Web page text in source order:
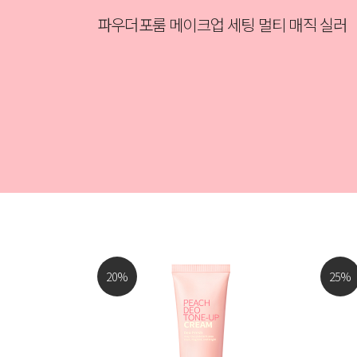
파우더포룸 메이크업 세팅 멀티 매직 실러
20% 25%